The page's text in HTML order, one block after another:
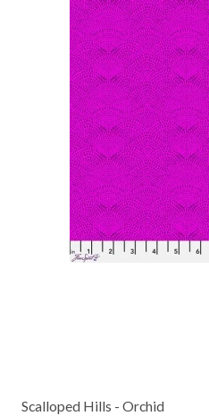
Scalloped Hills - Orchid